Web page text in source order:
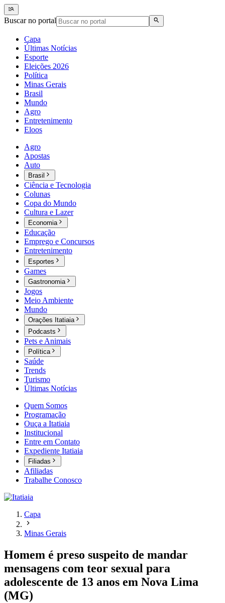
Buscar no portal
Capa
Últimas Notícias
Esporte
Eleições 2026
Política
Minas Gerais
Brasil
Mundo
Agro
Entretenimento
Eloos
Agro
Apostas
Auto
Brasil
Ciência e Tecnologia
Colunas
Copa do Mundo
Cultura e Lazer
Economia
Educação
Emprego e Concursos
Entretenimento
Esportes
Games
Gastronomia
Jogos
Meio Ambiente
Mundo
Orações Itatiaia
Podcasts
Pets e Animais
Política
Saúde
Trends
Turismo
Últimas Notícias
Quem Somos
Programação
Ouça a Itatiaia
Institucional
Entre em Contato
Expediente Itatiaia
Filiadas
Afiliadas
Trabalhe Conosco
Capa
Minas Gerais
Homem é preso suspeito de mandar
mensagens com teor sexual para
adolescente de 13 anos em Nova Lima
(MG)